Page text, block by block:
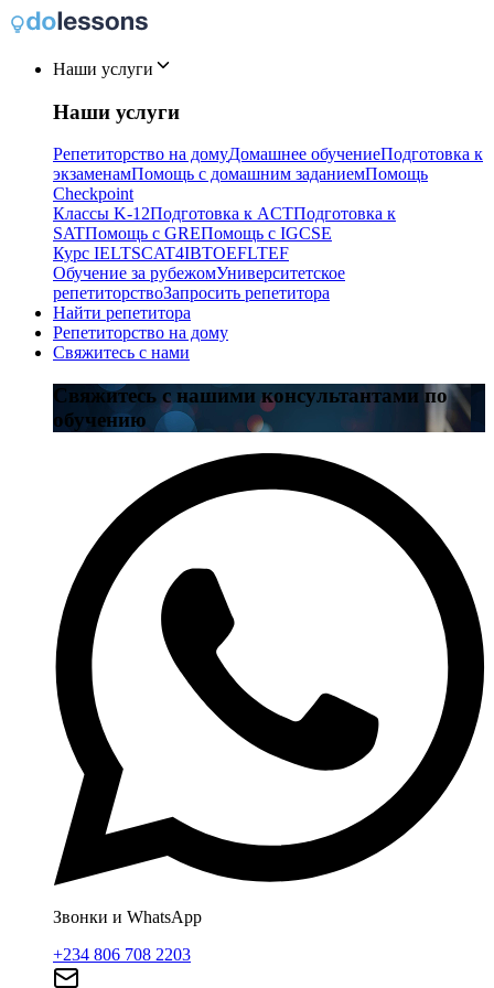
Наши услуги
Наши услуги
Репетиторство на домуДомашнее обучениеПодготовка к
экзаменамПомощь с домашним заданиемПомощь
Checkpoint
Классы K-12Подготовка к ACTПодготовка к
SATПомощь с GREПомощь с IGCSE
Курс IELTSCAT4IBTOEFLTEF
Обучение за рубежомУниверситетское
репетиторствоЗапросить репетитора
Найти репетитора
Репетиторство на дому
Свяжитесь с нами
Свяжитесь с нашими консультантами по
обучению
Звонки и WhatsApp
+234 806 708 2203